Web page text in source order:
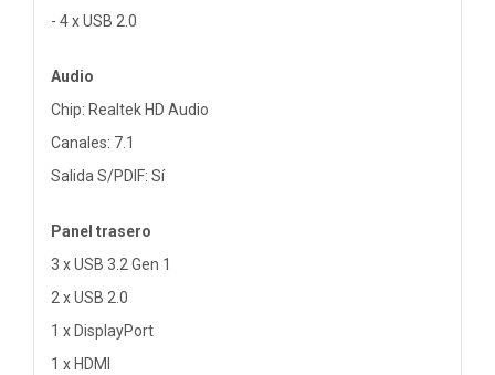
- 4 x USB 2.0
Audio
Chip: Realtek HD Audio
Canales: 7.1
Salida S/PDIF: Sí
Panel trasero
3 x USB 3.2 Gen 1
2 x USB 2.0
1 x DisplayPort
1 x HDMI